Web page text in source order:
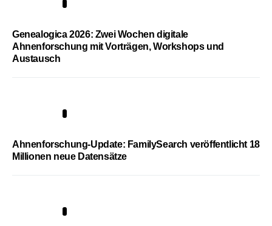
Genealogica 2026: Zwei Wochen digitale
Ahnenforschung mit Vorträgen, Workshops und
Austausch
Ahnenforschung-Update: FamilySearch veröffentlicht 18
Millionen neue Datensätze